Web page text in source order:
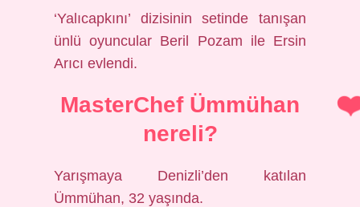
‘Yalıcapkını’ dizisinin setinde tanışan
ünlü oyuncular Beril Pozam ile Ersin
Arıcı evlendi.
MasterChef Ümmühan
nereli?
Yarışmaya Denizli’den katılan
Ümmühan, 32 yaşında.